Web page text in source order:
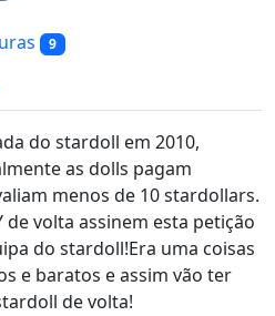
9
do stardoll em 2010,
as dolls pagam
menos de 10 stardollars.
de volta assinem esta petição
do stardoll!Era uma coisas
e baratos e assim vão ter
de volta!